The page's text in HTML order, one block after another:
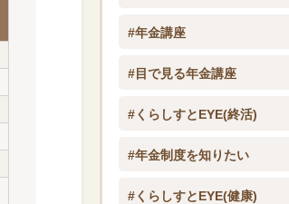
#年金講座
#目で見る年金講座
#くらしすとEYE(終活)
#年金制度を知りたい
#くらしすとEYE(健康)